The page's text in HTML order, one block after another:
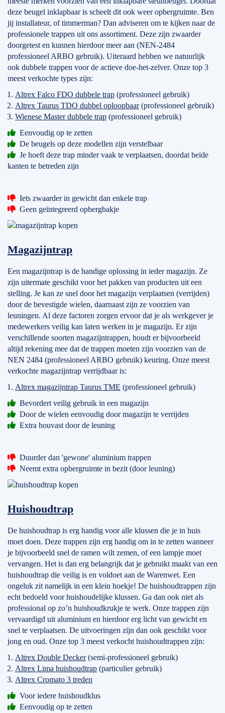
deze beugel inklapbaar is scheelt dit ook weer opbergruimte. Ben
jij installateur, of timmerman? Dan adviseren om te kijken naar de
professionele trappen uit ons assortiment. Deze zijn zwaarder
doorgetest en kunnen hierdoor meer aan (NEN-2484
professioneel ARBO gebruik). Uiteraard hebben we natuurlijk
ook dubbele trappen voor de actieve doe-het-zelver. Onze top 3
meest verkochte types zijn:
Altrex Falco FDO dubbele trap (professioneel gebruik)
Altrex Taurus TDO dubbel oploopbaar(professioneel gebruik)
Wienese Master dubbele trap (professioneel gebruik)
Eenvoudig op te zetten
De beugels op deze modellen zijn verstelbaar
Je hoeft deze trap minder vaak te verplaatsen, doordat beide
kanten te betreden zijn
Iets zwaarder in gewicht dan enkele trap
Geen geïntegreerd opbergbakje
Magazijntrap
Een magazijntrap is de handige oplossing in ieder magazijn. Ze
zijn uitermate geschikt voor het pakken van producten uit een
stelling. Je kan ze snel door het magazijn verplaatsen (verrijden)
door de bevestigde wielen, daarnaast zijn ze voorzien van
leuningen. Al deze factoren zorgen ervoor dat je als werkgever je
medewerkers veilig kan laten werken in je magazijn. Er zijn
verschillende soorten magazijntrappen, houdt er bijvoorbeeld
altijd rekening mee dat de trappen moeten zijn voorzien van de
NEN 2484 (professioneel ARBO gebruik) keuring. Onze meest
verkochte magazijntrap verrijdbaar is:
Altrex magazijntrap Taurus TME (professioneel gebruik)
Bevordert veilig gebruik in een magazijn
Door de wielen eenvoudig door magazijn te verrijden
Extra houvast door de leuning
Duurder dan 'gewone' aluminium trappen
Neemt extra opbergruimte in bezit (door leuning)
Huishoudtrap
De huishoudtrap is erg handig voor alle klussen die je in huis
moet doen. Deze trappen zijn erg handig om in te zetten wanneer
je bijvoorbeeld snel de ramen wilt zemen, of een lampje moet
vervangen. Het is dan erg belangrijk dat je gebruikt maakt van een
huishoudtrap die veilig is en voldoet aan de Warenwet. Een
ongeluk zit namelijk in een klein hoekje! De huishoudtrappen zijn
echt bedoeld voor huishoudelijke klussen. Ga dan ook niet als
professional op zo’n huishoudkrukje te werk. Onze trappen zijn
vervaardigd uit aluminium en hierdoor erg licht van gewicht en
snel te verplaatsen. De uitvoeringen zijn dan ook geschikt voor
jong en oud. Onze top 3 meest verkocht huishoudtrappen zijn:
Altrex Double Decker(semi-professioneel gebruik)
Altrex Lima huishoudtrap (particulier gebruik)
Altrex Cromato 3 treden
Voor iedere huishoudklus
Eenvoudig op te zetten